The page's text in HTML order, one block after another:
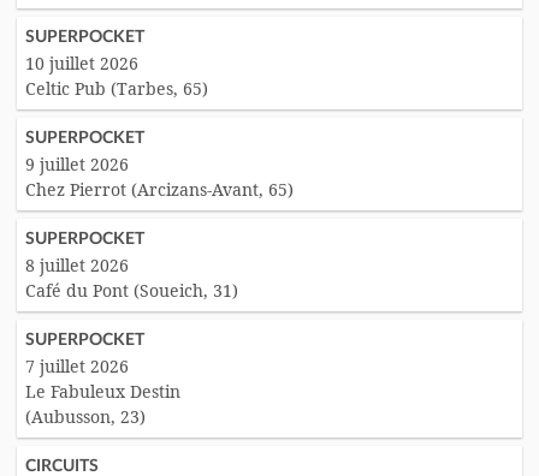
SUPERPOCKET
10 juillet 2026
Celtic Pub (Tarbes, 65)
SUPERPOCKET
9 juillet 2026
Chez Pierrot (Arcizans-Avant, 65)
SUPERPOCKET
8 juillet 2026
Café du Pont (Soueich, 31)
SUPERPOCKET
7 juillet 2026
Le Fabuleux Destin
(Aubusson, 23)
CIRCUITS